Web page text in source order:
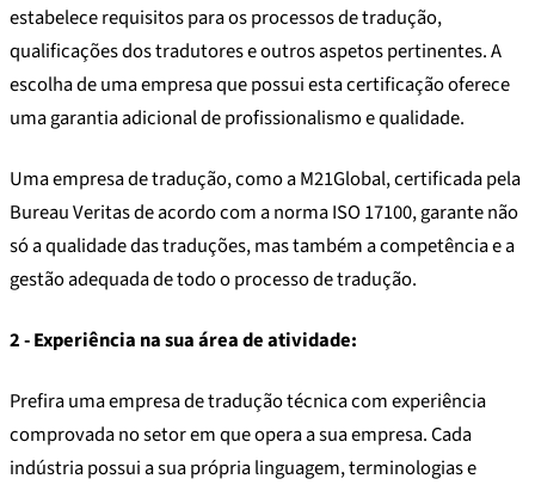
estabelece requisitos para os processos de tradução,
qualificações dos tradutores e outros aspetos pertinentes. A
escolha de uma empresa que possui esta certificação oferece
uma garantia adicional de profissionalismo e qualidade.
Uma empresa de tradução, como a M21Global, certificada pela
Bureau Veritas de acordo com a norma ISO 17100, garante não
só a qualidade das traduções, mas também a competência e a
gestão adequada de todo o processo de tradução.
2 - Experiência na sua área de atividade:
Prefira uma empresa de tradução técnica com experiência
comprovada no setor em que opera a sua empresa. Cada
indústria possui a sua própria linguagem, terminologias e